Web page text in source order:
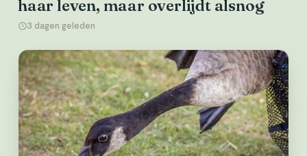
haar leven, maar overlijdt alsnog
3 dagen geleden